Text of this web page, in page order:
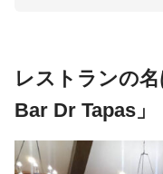
レストランの
Bar Dr Tapas」